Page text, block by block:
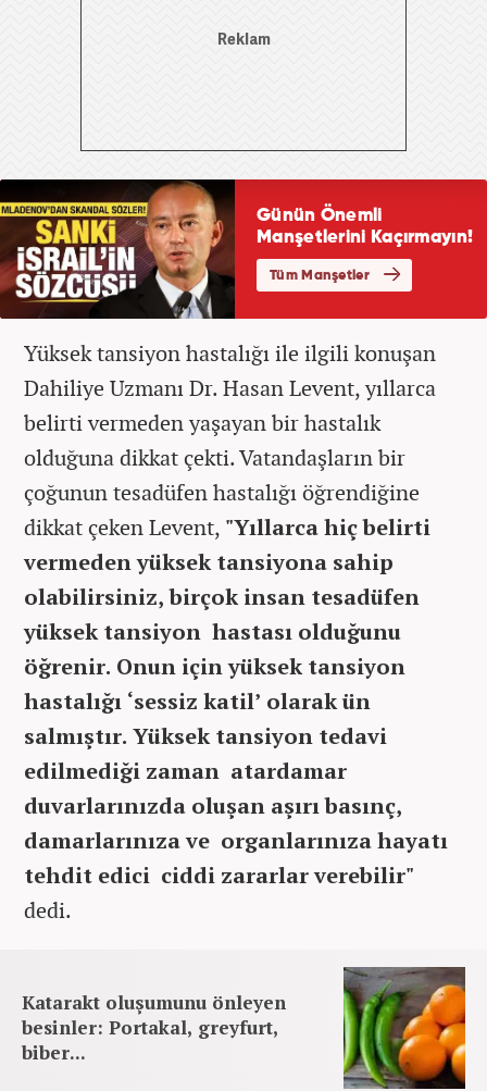
Yüksek tansiyon hastalığı ile ilgili konuşan
Dahiliye Uzmanı Dr. Hasan Levent, yıllarca
belirti vermeden yaşayan bir hastalık
olduğuna dikkat çekti. Vatandaşların bir
çoğunun tesadüfen hastalığı öğrendiğine
dikkat çeken Levent, "Yıllarca hiç belirti
vermeden yüksek tansiyona sahip
olabilirsiniz, birçok insan tesadüfen
yüksek tansiyon hastası olduğunu
öğrenir. Onun için yüksek tansiyon
hastalığı ‘sessiz katil’ olarak ün
salmıştır. Yüksek tansiyon tedavi
edilmediği zaman atardamar
duvarlarınızda oluşan aşırı basınç,
damarlarınıza ve organlarınıza hayatı
tehdit edici ciddi zararlar verebilir"
dedi.
Katarakt oluşumunu önleyen
besinler: Portakal, greyfurt,
biber...